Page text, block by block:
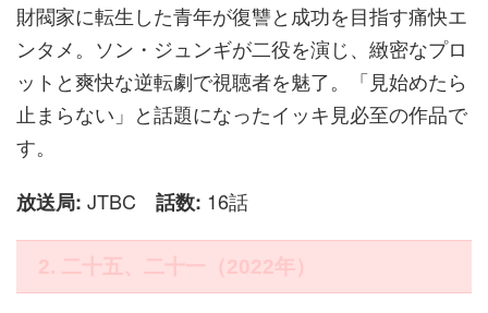
財閥家に転生した青年が復讐と成功を目指す痛快エ
ンタメ。ソン・ジュンギが二役を演じ、緻密なプロ
ットと爽快な逆転劇で視聴者を魅了。「見始めたら
止まらない」と話題になったイッキ見必至の作品で
す。
放送局: JTBC 話数: 16話
2. 二十五、二十一（2022年）